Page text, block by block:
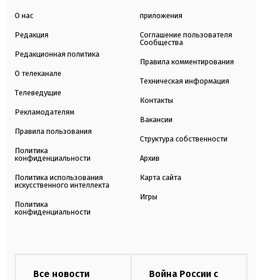
О нас
Редакция
Редакционная политика
О телеканале
Телеведущие
Рекламодателям
Правила пользования
Политика
конфиденциальности
Политика использования
искусственного интеллекта
Политика
конфиденциальности
приложения
Соглашение пользователя
Сообщества
Правила комментирования
Техническая информация
Контакты
Вакансии
Структура собственности
Архив
Карта сайта
Игры
Все новости
Война России с